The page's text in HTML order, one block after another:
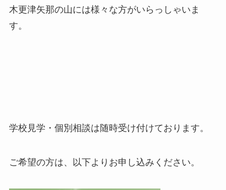
木更津矢那の山には様々な方がいらっしゃいま
す。
学校見学・個別相談は随時受け付けております。
ご希望の方は、以下よりお申し込みください。